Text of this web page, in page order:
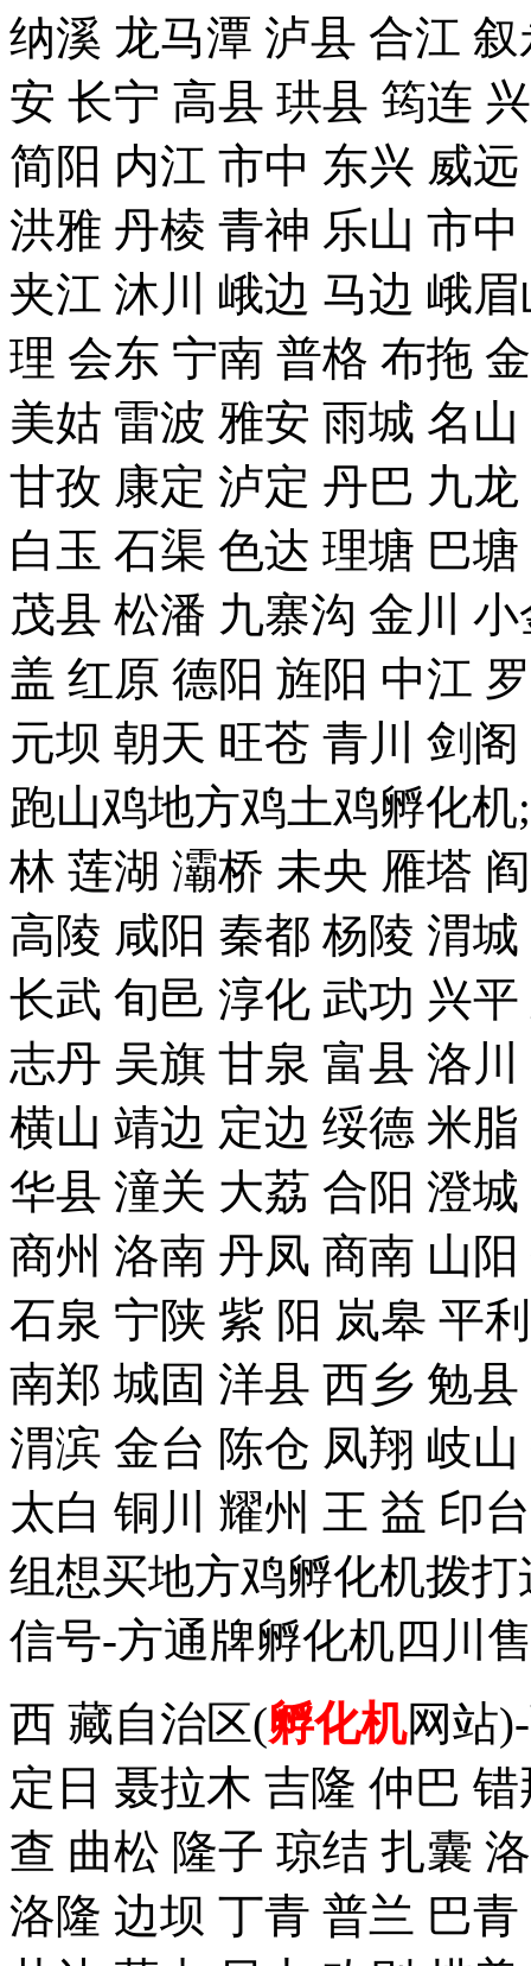
纳溪 龙马潭 泸县 合江
安 长宁 高县 珙县 筠连
简阳 内江 市中 东兴 威
洪雅 丹棱 青神 乐山 市
夹江 沐川 峨边 马边 峨
理 会东 宁南 普格 布拖
美姑 雷波 雅安 雨城 名
甘孜 康定 泸定 丹巴 九
白玉 石渠 色达 理塘 巴
茂县 松潘 九寨沟 金川
盖 红原 德阳 旌阳 中江
元坝 朝天 旺苍 青川 剑
跑山鸡地方鸡土鸡孵化机
林 莲湖 灞桥 未央 雁塔
高陵 咸阳 秦都 杨陵 渭
长武 旬邑 淳化 武功 兴
志丹 吴旗 甘泉 富县 洛
横山 靖边 定边 绥德 米
华县 潼关 大荔 合阳 澄
商州 洛南 丹凤 商南 山
石泉 宁陕 紫 阳 岚皋 平
南郑 城固 洋县 西乡 勉
渭滨 金台 陈仓 凤翔 岐
太白 铜川 耀州 王 益 印
组想买地方鸡孵化机拨打
信号-方通牌孵化机四川
西 藏自治区(孵化机网站
定日 聂拉木 吉隆 仲巴
查 曲松 隆子 琼结 扎囊
洛隆 边坝 丁青 普兰 巴